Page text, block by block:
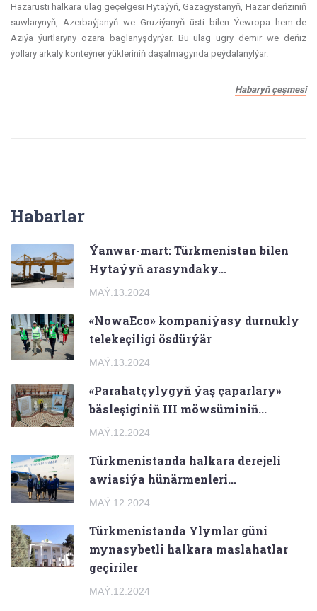
Hazarüsti halkara ulag geçelgesi Hytaýyň, Gazagystanyň, Hazar deňziniň
suwlarynyň, Azerbaýjanyň we Gruziýanyň üsti bilen Ýewropa hem-de
Aziýa ýurtlaryny özara baglanyşdyrýar. Bu ulag ugry demir we deňiz
ýollary arkaly konteýner ýükleriniň daşalmagynda peýdalanylýar.
Habaryň çeşmesi
Habarlar
Ýanwar-mart: Türkmenistan bilen
Hytaýyň arasyndaky...
MAÝ.13.2024
«NowaEco» kompaniýasy durnukly
telekeçiligi ösdürýär
MAÝ.13.2024
«Parahatçylygyň ýaş çaparlary»
bäsleşiginiň III möwsüminiň...
MAÝ.12.2024
Türkmenistanda halkara derejeli
awiasiýa hünärmenleri...
MAÝ.12.2024
Türkmenistanda Ylymlar güni
mynasybetli halkara maslahatlar
geçiriler
MAÝ.12.2024